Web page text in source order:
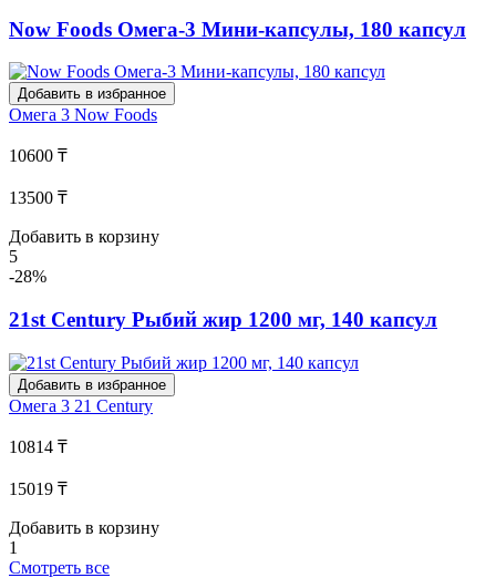
Now Foods Омега-3 Мини-капсулы, 180 капсул
Добавить в избранное
Омега 3 Now Foods
10600 ₸
13500 ₸
Добавить в корзину
5
-28%
21st Century Рыбий жир 1200 мг, 140 капсул
Добавить в избранное
Омега 3 21 Century
10814 ₸
15019 ₸
Добавить в корзину
1
Смотреть все